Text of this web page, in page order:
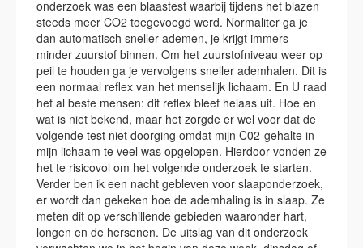
onderzoek was een blaastest waarbij tijdens het blazen
steeds meer CO2 toegevoegd werd. Normaliter ga je
dan automatisch sneller ademen, je krijgt immers
minder zuurstof binnen. Om het zuurstofniveau weer op
peil te houden ga je vervolgens sneller ademhalen. Dit is
een normaal reflex van het menselijk lichaam. En U raad
het al beste mensen: dit reflex bleef helaas uit. Hoe en
wat is niet bekend, maar het zorgde er wel voor dat de
volgende test niet doorging omdat mijn C02-gehalte in
mijn lichaam te veel was opgelopen. Hierdoor vonden ze
het te risicovol om het volgende onderzoek te starten.
Verder ben ik een nacht gebleven voor slaaponderzoek,
er wordt dan gekeken hoe de ademhaling is in slaap. Ze
meten dit op verschillende gebieden waaronder hart,
longen en de hersenen. De uitslag van dit onderzoek